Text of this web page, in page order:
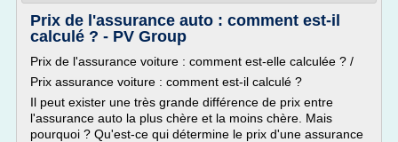
Prix de l'assurance auto : comment est-il
calculé ? - PV Group
Prix de l'assurance voiture : comment est-elle calculée ? /
Prix assurance voiture : comment est-il calculé ?
Il peut exister une très grande différence de prix entre
l'assurance auto la plus chère et la moins chère. Mais
pourquoi ? Qu'est-ce qui détermine le prix d'une assurance